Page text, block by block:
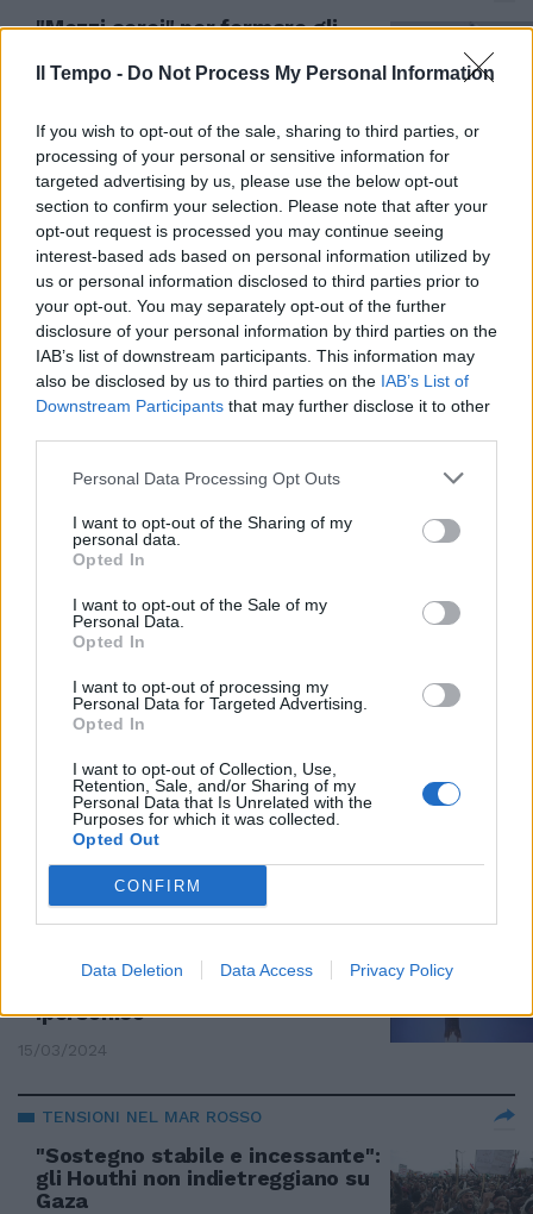
Il Tempo - Do Not Process My Personal Information
If you wish to opt-out of the sale, sharing to third parties, or
processing of your personal or sensitive information for
targeted advertising by us, please use the below opt-out
section to confirm your selection. Please note that after your
opt-out request is processed you may continue seeing
interest-based ads based on personal information utilized by
us or personal information disclosed to third parties prior to
your opt-out. You may separately opt-out of the further
disclosure of your personal information by third parties on the
IAB’s list of downstream participants. This information may
also be disclosed by us to third parties on the IAB’s List of
Downstream Participants that may further disclose it to other
Personal Data Processing Opt Outs
I want to opt-out of the Sharing of my
personal data.
Opted In
I want to opt-out of the Sale of my
Personal Data.
Opted In
I want to opt-out of processing my
Personal Data for Targeted Advertising.
Opted In
I want to opt-out of Collection, Use,
Retention, Sale, and/or Sharing of my
Personal Data that Is Unrelated with the
Purposes for which it was collected.
Opted Out
CONFIRM
Data Deletion Data Access Privacy Policy
"Mezzi aerei" per fermare gli
Aspides
MAR ROSSO
"Continua fornitura di missili":
l'Australia e il Regno Unito
condannano l'Iran
22/03/2024
TENSIONI NEL MAR ROSSO
Per la Cina e la Russia c'è
libere
21/03/2024
CONFLITTO CON GLI HOUTHI
gli Usa fanno piazza pulita nello
Yemen
“Houthi, non ci fate paura”.
L’ammiraglio avvisa i ribelli e
frena sui missili all’Ucraina
17/03/2024
L'ULTIMA MINACCIA
"Stanno pianificando...": gli
ipersonico
15/03/2024
TENSIONI NEL MAR ROSSO
"Sostegno stabile e incessante":
gli Houthi non indietreggiano su
Gaza